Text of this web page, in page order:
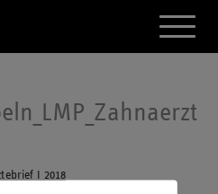
A
k
t
e
a